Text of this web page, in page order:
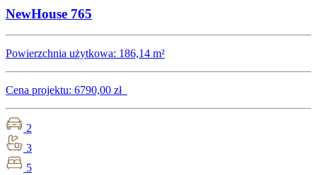
NewHouse 765
Powierzchnia użytkowa: 186,14 m²
Cena projektu: 6790,00 zł
2
3
5